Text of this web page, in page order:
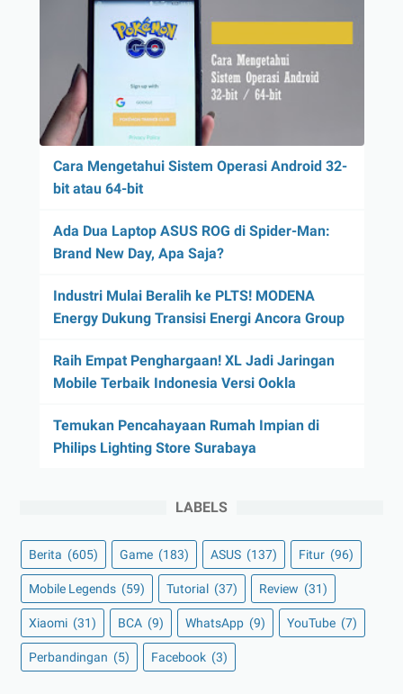
Cara Mengetahui Sistem Operasi Android 32-
bit atau 64-bit
Ada Dua Laptop ASUS ROG di Spider-Man:
Brand New Day, Apa Saja?
Industri Mulai Beralih ke PLTS! MODENA
Energy Dukung Transisi Energi Ancora Group
Raih Empat Penghargaan! XL Jadi Jaringan
Mobile Terbaik Indonesia Versi Ookla
Temukan Pencahayaan Rumah Impian di
Philips Lighting Store Surabaya
LABELS
Berita (605) Game (183) ASUS (137) Fitur (96)
Mobile Legends (59) Tutorial (37) Review (31)
Xiaomi (31) BCA (9) WhatsApp (9) YouTube (7)
Perbandingan (5) Facebook (3)